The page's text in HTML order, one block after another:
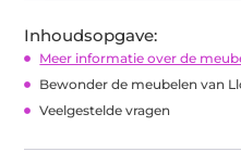
Inhoudsopgave:
Meer informatie over de
Bewonder de meubelen van
Veelgestelde vragen